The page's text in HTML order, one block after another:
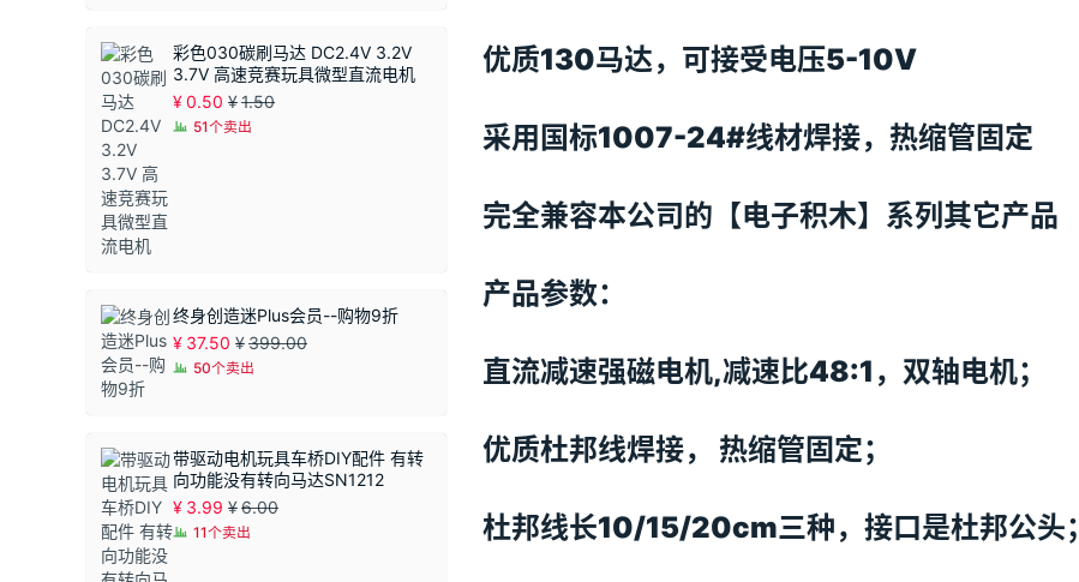
优质130马达，可接受电压5-10V
采用国标1007-24#线材焊接，热缩管固定
完全兼容本公司的【电子积木】系列其它产品
产品参数：
直流减速强磁电机,减速比48:1，双轴电机；
优质杜邦线焊接， 热缩管固定；
杜邦线长10/15/20cm三种，接口是杜邦公头；
彩色030碳刷马达 DC2.4V 3.2V
3.7V 高速竞赛玩具微型直流电机
¥0.50 ¥1.50
51个卖出
终身创造迷Plus会员--购物9折
¥ 37.50 ¥399.00
50个卖出
带驱动电机玩具车桥DIY配件 有转
向功能没有转向马达SN1212
¥ 3.99 ¥6.00
11个卖出